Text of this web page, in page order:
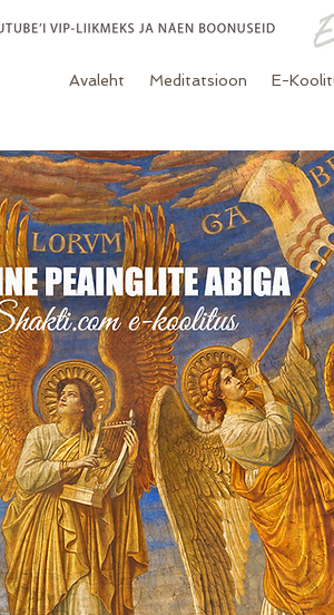
Avaleht Meditatsioon E-